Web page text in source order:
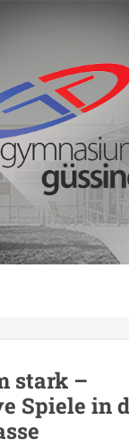
stark –
Spiele in